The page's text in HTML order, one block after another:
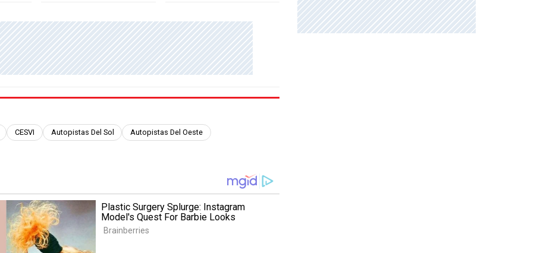
CESVI Autopistas Del Sol Autopistas Del Oeste